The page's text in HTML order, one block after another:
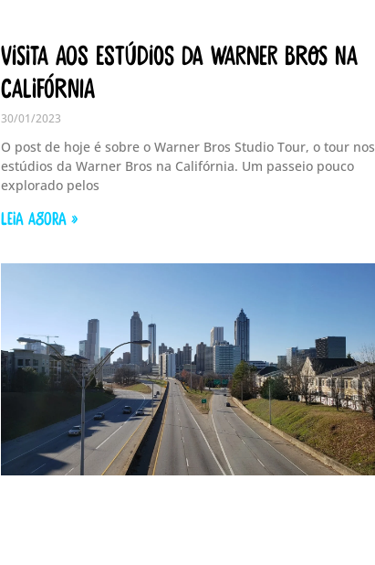
Visita aos estúdios da Warner Bros na
Califórnia
30/01/2023
O post de hoje é sobre o Warner Bros Studio Tour, o tour nos
estúdios da Warner Bros na Califórnia. Um passeio pouco
explorado pelos
LEIA AGORA »